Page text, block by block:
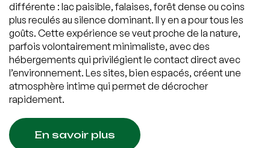
différente : lac paisible, falaises, forêt dense ou coins
plus reculés au silence dominant. Il y en a pour tous les
goûts. Cette expérience se veut proche de la nature,
parfois volontairement minimaliste, avec des
hébergements qui privilégient le contact direct avec
l’environnement. Les sites, bien espacés, créent une
atmosphère intime qui permet de décrocher
rapidement.
En savoir plus